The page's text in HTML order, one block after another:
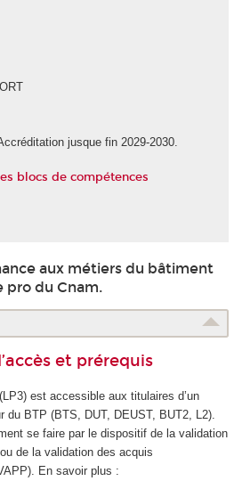
jusque fin 2029-2030.
blocs de compétences
aux métiers du bâtiment
pro du Cnam.
et prérequis
est accessible aux titulaires d’un
du BTP (BTS, DUT, DEUST, BUT2, L2).
se faire par le dispositif de la validation
de la validation des acquis
). En savoir plus :